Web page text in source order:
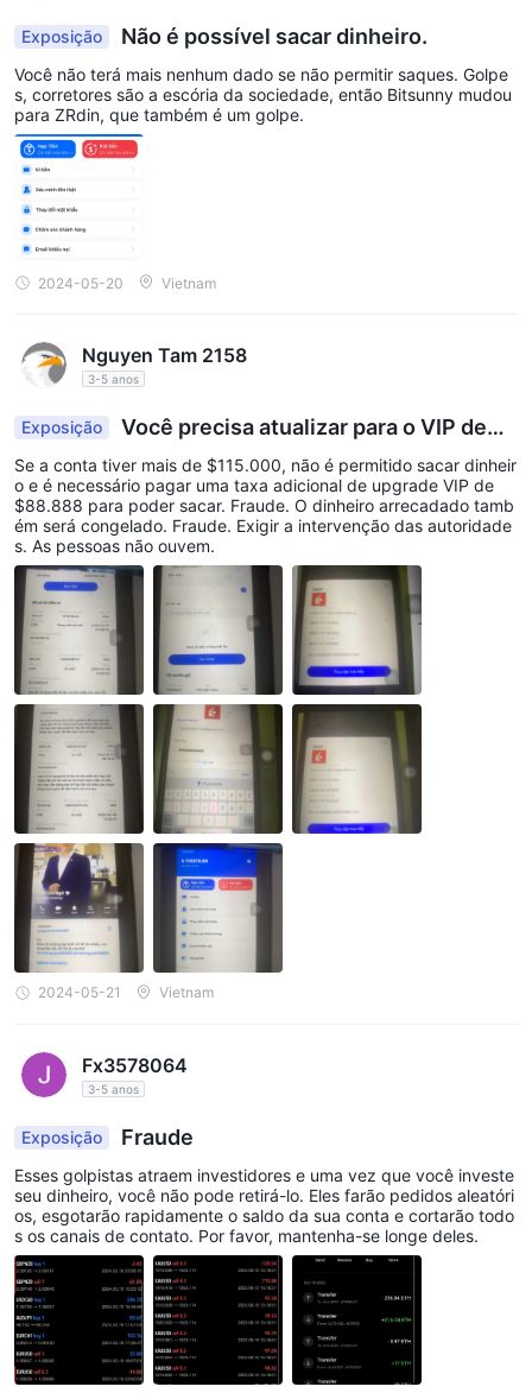
sem contato com a corretora quando encontrar problemas
Portanto, escolher alternativas regulamentadas e respeitáveis é
uma escolha sábia.
Exposição Não é possível sacar dinheiro.
Você não terá mais nenhum dado se não permitir saques. Golpe
s, corretores são a escória da sociedade, então Bitsunny mudou
para ZRdin, que também é um golpe.
2024-05-20 Vietnam
Nguyen Tam 2158
3-5 anos
Exposição
Você precisa atualizar para o VIP de
$88888 para poder sacar dinheiro. Conta bloque
ada.
Se a conta tiver mais de $115.000, não é permitido sacar dinheir
o e é necessário pagar uma taxa adicional de upgrade VIP de
$88.888 para poder sacar. Fraude. O dinheiro arrecadado tamb
ém será congelado. Fraude. Exigir a intervenção das autoridade
s. As pessoas não ouvem.
2024-05-21 Vietnam
Fx3578064
3-5 anos
Exposição Fraude
Esses golpistas atraem investidores e uma vez que você investe
seu dinheiro, você não pode retirá-lo. Eles farão pedidos aleatóri
os, esgotarão rapidamente o saldo da sua conta e cortarão todo
s os canais de contato. Por favor, mantenha-se longe deles.